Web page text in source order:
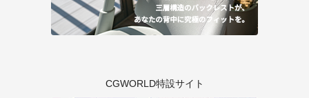
CGWORLD特設サイト